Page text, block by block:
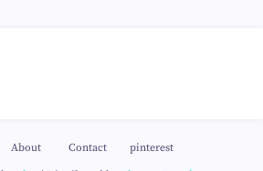
About Contact
pinterest